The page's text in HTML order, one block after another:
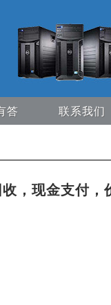
答 联系我们
，现金支付，